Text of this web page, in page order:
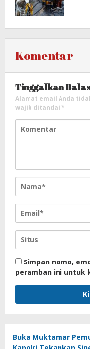
Komentar
Tinggalkan
Alamat email Anda
wajib ditandai *
Simpan nama,
peramban ini untuk
Buka Muktamar